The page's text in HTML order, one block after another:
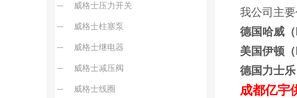
威格士压力开关
威格士柱塞泵
威格士继电器
威格士减压阀
威格士线圈
我公司主
德国哈威
美国伊顿
德国力士
成都亿宇